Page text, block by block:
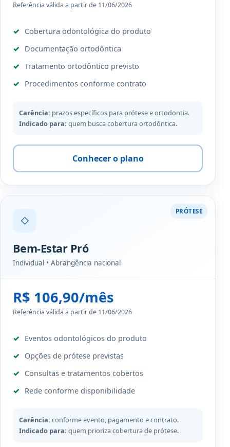
Referência válida a partir de 11/06/2026
Cobertura odontológica do produto
Documentação ortodôntica
Tratamento ortodôntico previsto
Procedimentos conforme contrato
Carência: prazos específicos para prótese e ortodontia.
Indicado para: quem busca cobertura ortodôntica.
Conhecer o plano
PRÓTESE
◇
Bem-Estar Pró
Individual • Abrangência nacional
R$ 106,90/mês
Referência válida a partir de 11/06/2026
Eventos odontológicos do produto
Opções de prótese previstas
Consultas e tratamentos cobertos
Rede conforme disponibilidade
Carência: conforme evento, pagamento e contrato.
Indicado para: quem prioriza cobertura de prótese.